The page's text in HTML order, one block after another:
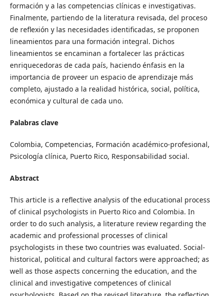
formación y a las competencias clínicas e investigativas.
Finalmente, partiendo de la literatura revisada, del proceso
de reflexión y las necesidades identificadas, se proponen
lineamientos para una formación integral. Dichos
lineamientos se encaminan a fortalecer las prácticas
enriquecedoras de cada país, haciendo énfasis en la
importancia de proveer un espacio de aprendizaje más
completo, ajustado a la realidad histórica, social, política,
económica y cultural de cada uno.
Palabras clave
Colombia, Competencias, Formación académico-profesional,
Psicología clínica, Puerto Rico, Responsabilidad social.
Abstract
This article is a reflective analysis of the educational process
of clinical psychologists in Puerto Rico and Colombia. In
order to do such analysis, a literature review regarding the
academic and professional processes of clinical
psychologists in these two countries was evaluated. Social-
historical, political and cultural factors were approached; as
well as those aspects concerning the education, and the
clinical and investigative competences of clinical